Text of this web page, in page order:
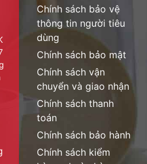
Chính sách bảo vệ
thông tin người tiêu
dùng
Chính sách bảo mật
Chính sách vận
chuyển và giao nhận
Chính sách thanh
toán
Chính sách bảo hành
Chính sách kiểm